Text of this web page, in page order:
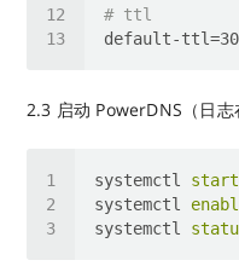
# ttl
2.3 启动 PowerDNS（日志
systemctl
start
systemctl
systemctl